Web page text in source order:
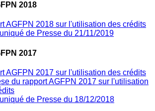
2018
AGFPN 2018 sur l'utilisation des crédits
de Presse du 21/11/2019
2017
AGFPN 2017 sur l'utilisation des crédits
du rapport AGFPN 2017 sur l'utilisation
de Presse du 18/12/2018